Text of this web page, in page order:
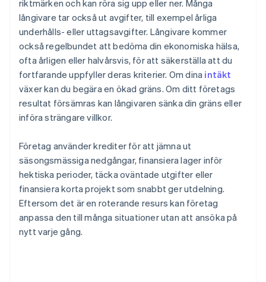
riktmärken och kan röra sig upp eller ner. Många
långivare tar också ut avgifter, till exempel årliga
underhålls- eller uttagsavgifter. Långivare kommer
också regelbundet att bedöma din ekonomiska hälsa,
ofta årligen eller halvårsvis, för att säkerställa att du
fortfarande uppfyller deras kriterier. Om dina intäkt
växer kan du begära en ökad gräns. Om ditt företags
resultat försämras kan långivaren sänka din gräns eller
införa strängare villkor.
Företag använder krediter för att jämna ut
säsongsmässiga nedgångar, finansiera lager inför
hektiska perioder, täcka oväntade utgifter eller
finansiera korta projekt som snabbt ger utdelning.
Eftersom det är en roterande resurs kan företag
anpassa den till många situationer utan att ansöka på
nytt varje gång.